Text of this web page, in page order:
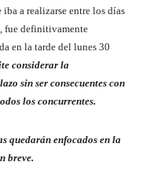
iba a realizarse entre los días
fue definitivamente
en la tarde del lunes 30
considerar la
sin ser consecuentes con
los concurrentes.
quedarán enfocados en la
breve.